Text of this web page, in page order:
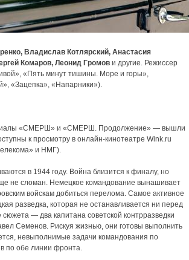
Владислав Котлярский, Анастасия
Комаров, Леонид Громов и другие. Режиссер
«Пять минут тишины. Море и горы»,
«Зацепка», «Напарники»).
«СМЕРШ» и «СМЕРШ. Продолжение» — вышли
к просмотру в онлайн-кинотеатре Wink.ru
и НМГ).
в 1944 году. Война близится к финалу, но
не сломан. Немецкое командование вынашивает
войскам добиться перелома. Самое активное
разведка, которая не останавливается ни перед
— два капитана советской контрразведки
Семенов. Рискуя жизнью, они готовы выполнить
невыполнимые задачи командования по
по обе линии фронта.